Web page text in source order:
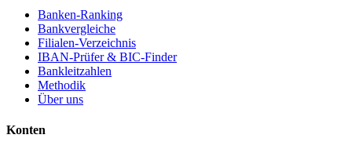
Banken-Ranking
Bankvergleiche
Filialen-Verzeichnis
IBAN-Prüfer & BIC-Finder
Bankleitzahlen
Methodik
Über uns
Konten